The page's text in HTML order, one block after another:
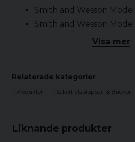
Liknande produkter
Smith and Wesson
Smith and Wesson
Smith and WessonVisa mer
Relaterade kategorier
Produkter Säkerhetsproppar- & Brickor